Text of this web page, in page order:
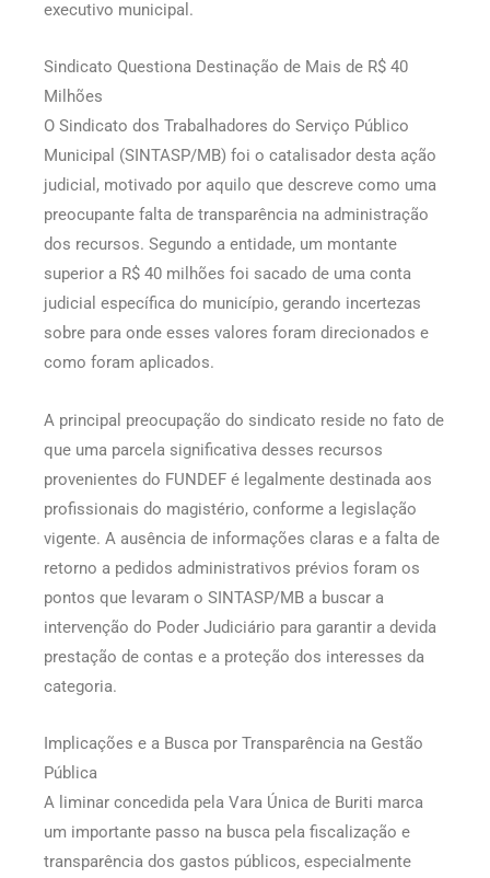
executivo municipal.
Sindicato Questiona Destinação de Mais de R$ 40
Milhões
O Sindicato dos Trabalhadores do Serviço Público
Municipal (SINTASP/MB) foi o catalisador desta ação
judicial, motivado por aquilo que descreve como uma
preocupante falta de transparência na administração
dos recursos. Segundo a entidade, um montante
superior a R$ 40 milhões foi sacado de uma conta
judicial específica do município, gerando incertezas
sobre para onde esses valores foram direcionados e
como foram aplicados.
A principal preocupação do sindicato reside no fato de
que uma parcela significativa desses recursos
provenientes do FUNDEF é legalmente destinada aos
profissionais do magistério, conforme a legislação
vigente. A ausência de informações claras e a falta de
retorno a pedidos administrativos prévios foram os
pontos que levaram o SINTASP/MB a buscar a
intervenção do Poder Judiciário para garantir a devida
prestação de contas e a proteção dos interesses da
categoria.
Implicações e a Busca por Transparência na Gestão
Pública
A liminar concedida pela Vara Única de Buriti marca
um importante passo na busca pela fiscalização e
transparência dos gastos públicos, especialmente